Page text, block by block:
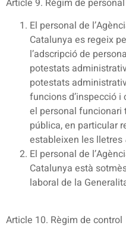
Article 9. Règim de personal
El personal de
Catalunya es regeix
l’adscripció de
potestats
potestats
funcions d’inspecció i
el personal funcionari
pública, en particular
estableixen les lletres
El personal de
Catalunya està
laboral de la
Article 10. Règim de control